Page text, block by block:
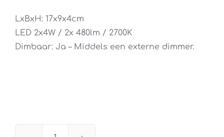
LxBxH: 17x9x4cm
LED 2x4W / 2x 480lm / 2700K
Dimbaar: Ja – Middels een externe dimmer.